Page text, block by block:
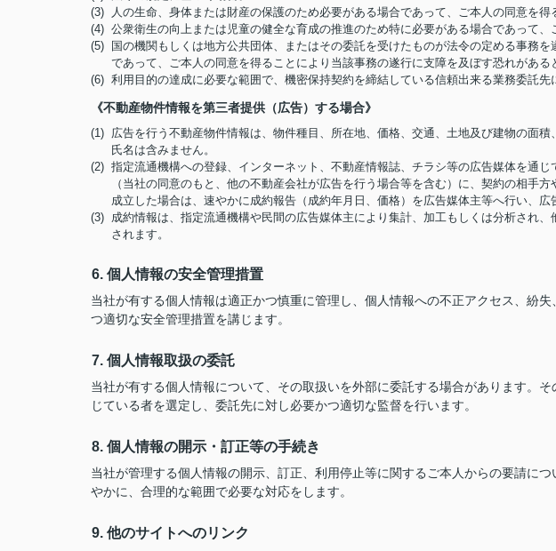
(3) 人の生命、身体または財産の保護のため必要がある場合であって、ご本人の同意を得
(4) 公衆衛生の向上または児童の健全な育成の推進のため特に必要がある場合であって、
(5) 国の機関もしくは地方公共団体、またはその委託を受けたものが法令の定める事務
であって、ご本人の同意を得ることにより当該事務の遂行に支障を及ぼす恐れがある
(6) 利用目的の達成に必要な範囲で、機密保持契約を締結している信頼出来る業務委託先
《不動産物件情報を第三者提供（広告）する場合》
(1) 広告を行う不動産物件情報は、物件種目、所在地、価格、交通、土地及び建物の面
氏名は含みません。
(2) 指定流通機構への登録、インターネット、不動産情報誌、チラシ等の広告媒体を通
（当社の同意のもと、他の不動産会社が広告を行う場合等を含む）に、契約の相手
成立した場合は、速やかに成約報告（成約年月日、価格）を広告媒体主等へ行い、広
(3) 成約情報は、指定流通機構や民間の広告媒体主により集計、加工もしくは分析され
されます。
6. 個人情報の安全管理措置
当社が有する個人情報は適正かつ慎重に管理し、個人情報への不正アクセス、紛
つ適切な安全管理措置を講じます。
7. 個人情報取扱の委託
当社が有する個人情報について、その取扱いを外部に委託する場合があります。
じている者を選定し、委託先に対し必要かつ適切な監督を行います。
8. 個人情報の開示・訂正等の手続き
当社が管理する個人情報の開示、訂正、利用停止等に関するご本人からの要請に
やかに、合理的な範囲で必要な対応をします。
9. 他のサイトへのリンク